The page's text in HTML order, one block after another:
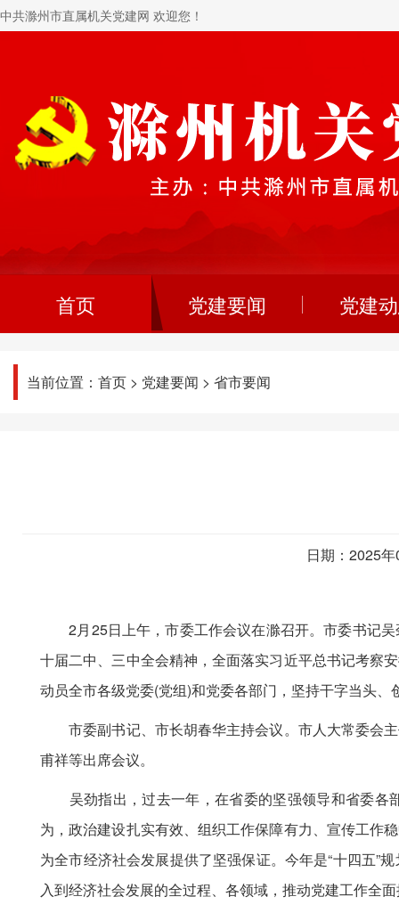
中共滁州市直属机关党建网 欢迎您！
首页 党建要闻 党建
当前位置： 首页 > 党建要闻 > 省市要闻
日期：2025
2月25日上午，市委工作会议在滁召开。市委书记吴
十届二中、三中全会精神，全面落实习近平总书记考察
动员全市各级党委(党组)和党委各部门，坚持干字当头
市委副书记、市长胡春华主持会议。市人大常委会主
甫祥等出席会议。
吴劲指出，过去一年，在省委的坚强领导和省委各
为，政治建设扎实有效、组织工作保障有力、宣传工作
为全市经济社会发展提供了坚强保证。今年是“十四五”
入到经济社会发展的全过程、各领域，推动党建工作全